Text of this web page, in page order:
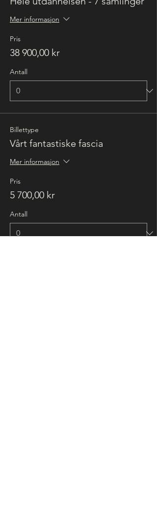
Mer informasjon
Pris
38 900,00 kr
Antall
Billettype
Vårt fantastiske fascia
Mer informasjon
Pris
5 700,00 kr
Antall